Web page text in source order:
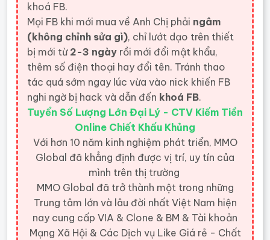
khoá FB.
Mọi FB khi mới mua về Anh Chị phải ngâm
(không chỉnh sửa gì), chỉ lướt dạo trên thiết
bị mới từ 2-3 ngày rồi mới đổi mật khẩu,
thêm số điện thoại hay đổi tên. Tránh thao
tác quá sớm ngay lúc vừa vào nick khiến FB
nghi ngờ bị hack và dẫn đến khoá FB.
Tuyển Số Lượng Lớn Đại Lý - CTV Kiếm Tiền
Online Chiết Khấu Khủng
Với hơn 10 năm kinh nghiệm phát triển, MMO
Global đã khẳng định được vị trí, uy tín của
mình trên thị trường
MMO Global đã trở thành một trong những
Trung tâm lớn và lâu đời nhất Việt Nam hiện
nay cung cấp VIA & Clone & BM & Tài khoản
Mạng Xã Hội & Các Dịch vụ Like Giá rẻ - Chất